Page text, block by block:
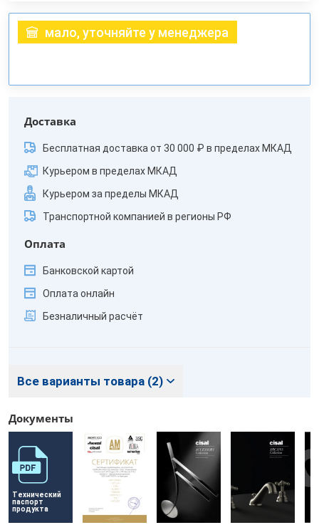
мало, уточняйте у менеджера
Доставка
Бесплатная доставка от 30 000 ₽ в пределах МКАД
Курьером в пределах МКАД
Курьером за пределы МКАД
Транспортной компанией в регионы РФ
Оплата
Банковской картой
Оплата онлайн
Безналичный расчёт
Все варианты товара (2)
Документы
Технический
паспорт
продукта